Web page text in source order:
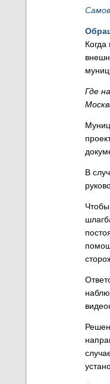
Где
В